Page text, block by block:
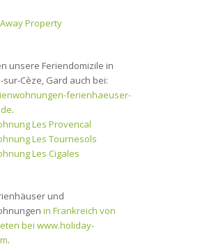
unsere Feriendomizile in
sur-Cèze, Gard auch bei:
ferienhaeuser-
.
Les Provencal
Les Tournesols
Les Cigales
und
in Frankreich von
bei www.holiday-
.